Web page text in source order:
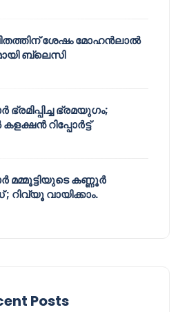
ശേഷം മോഹൻലാൽ
ബ്ലെസി
ഭ്രമിപ്പിച്ച ഭ്രമയുഗം;
റിപ്പോർട്ട്
മമ്മൂട്ടിയുടെ കണ്ണൂർ
വായിക്കാം.
Posts